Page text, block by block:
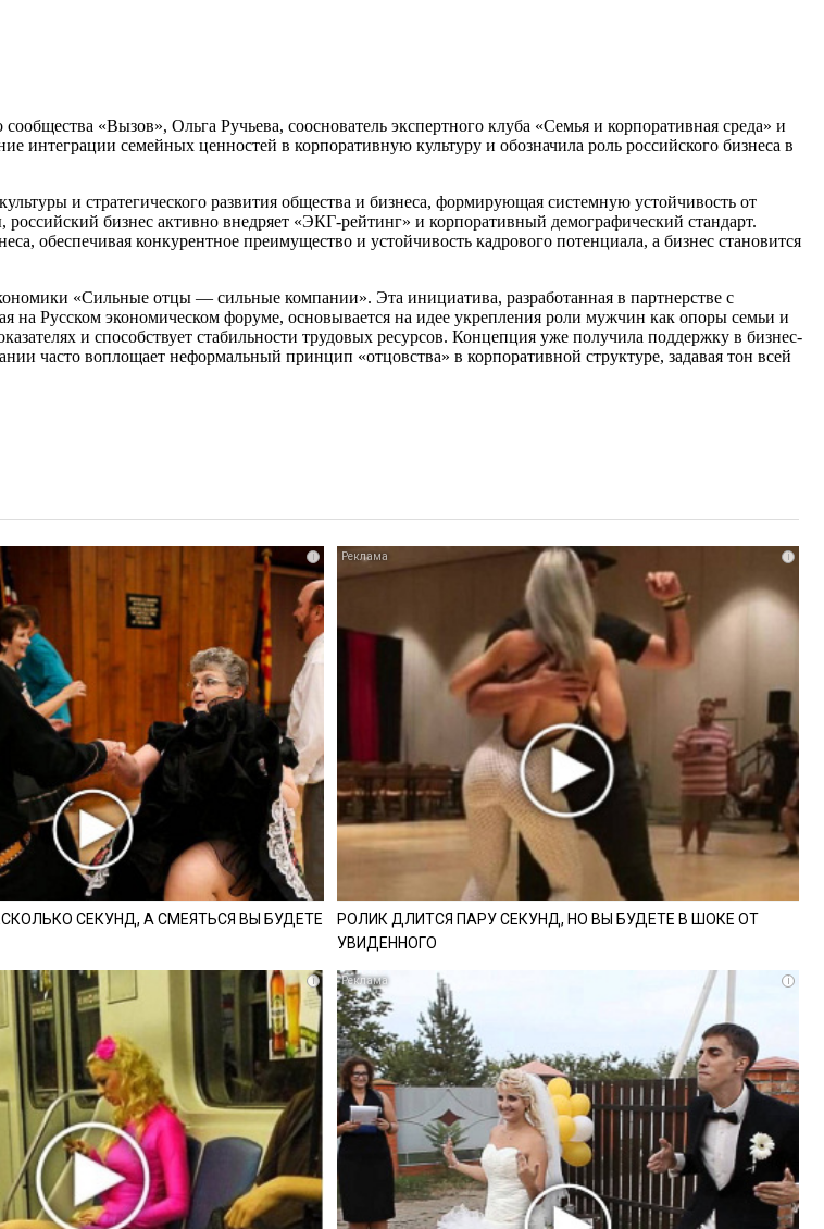
«Вызов», Ольга Ручьева, сооснователь экспертного клуба «Семья и корпоративная среда» и
интеграции семейных ценностей в корпоративную культуру и обозначила роль российского бизнеса в
и стратегического развития общества и бизнеса, формирующая системную устойчивость от
бизнес активно внедряет «ЭКГ-рейтинг» и корпоративный демографический стандарт.
обеспечивая конкурентное преимущество и устойчивость кадрового потенциала, а бизнес становится
«Сильные отцы — сильные компании». Эта инициатива, разработанная в партнерстве с
на Русском экономическом форуме, основывается на идее укрепления роли мужчин как опоры семьи и
и способствует стабильности трудовых ресурсов. Концепция уже получила поддержку в бизнес-
часто воплощает неформальный принцип «отцовства» в корпоративной структуре, задавая тон всей
i
СЕКУНД, А СМЕЯТЬСЯ ВЫ БУДЕТЕ
i
РОЛИК ДЛИТСЯ ПАРУ СЕКУНД, НО ВЫ БУДЕТЕ В ШОКЕ ОТ
УВИДЕННОГО
i i